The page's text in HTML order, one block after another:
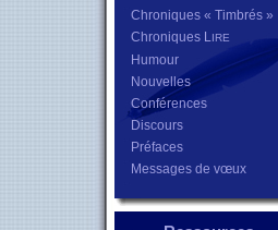
Chroniques « Timbrés »
Chroniques LIRE
Humour
Nouvelles
Conférences
Discours
Préfaces
Messages de vœux